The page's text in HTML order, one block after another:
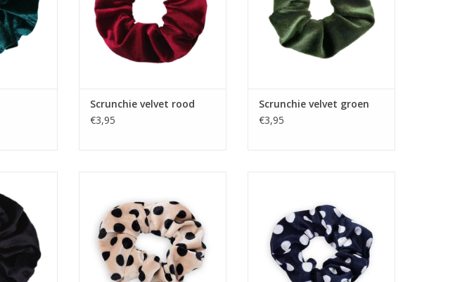
Scrunchie velvet rood
€3,95
Scrunchie velvet groen
€3,95
TOEVOEGEN AAN WINKELWAGEN